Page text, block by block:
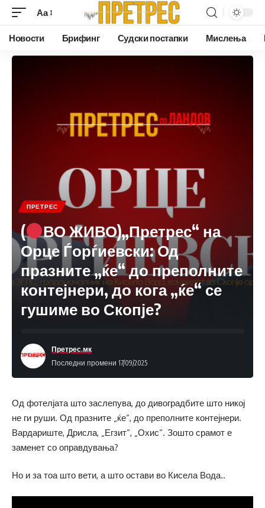
Аа
Новости Брифинг Судски постапки Мислења
ПРЕТРЕС
(
ВО ЖИВО)„Претрес“ на
Орце Ѓорѓиевски: Од
празните „ќе“ до преполните
контејнери, до кога „ќе“ се
гушиме во Скопје?
Последни промени 17/09/2025
Претрес.мк
Од фотелјата што заслепува, до дивоградбите што никој
не ги руши. Од празните „ќе“, до преполните контејнери.
Вардариште, Дрисла, „Егзит“, „Охис“. Зошто срамот е
заменет со оправдувања?
Но и за тоа што вети, а што остави во Кисела Вода..